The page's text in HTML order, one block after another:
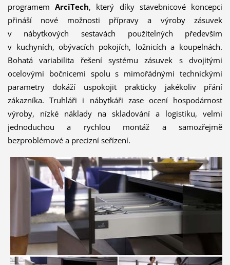
programemArciTech, který díky stavebnicové koncepci
přináší nové možnosti přípravy a výroby zásuvek
v nábytkových sestavách použitelných především
v kuchyních, obývacích pokojích, ložnicích a koupelnách.
Bohatá variabilita řešení systému zásuvek s dvojitými
ocelovými bočnicemi spolu s mimořádnými technickými
parametry dokáží uspokojit prakticky jakékoliv přání
zákazníka. Truhláři i nábytkáři zase ocení hospodárnost
výroby, nízké náklady na skladování a logistiku, velmi
jednoduchou a rychlou montáž a samozřejmě
bezproblémové a precizní seřízení.